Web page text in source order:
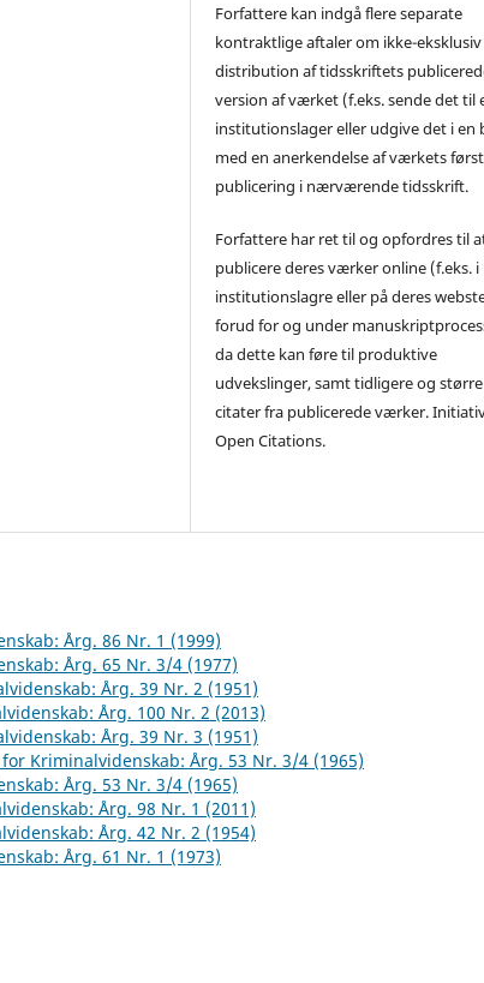
Forfattere kan indgå flere separate
kontraktlige aftaler om ikke-eksklusiv
distribution af tidsskriftets
version af værket (f.eks. sende det til
institutionslager eller udgive det i en
med en anerkendelse af værkets
publicering i nærværende tidsskrift.
Forfattere har ret til og opfordres til
publicere deres værker online (f.eks. i
institutionslagre eller på deres
forud for og under
da dette kan føre til produktive
udvekslinger, samt tidligere og større
citater fra publicerede værker.
Open Citations.
Årg. 86 Nr. 1 (1999)
Årg. 65 Nr. 3/4 (1977)
Årg. 39 Nr. 2 (1951)
Årg. 100 Nr. 2 (2013)
Årg. 39 Nr. 3 (1951)
Kriminalvidenskab: Årg. 53 Nr. 3/4 (1965)
Årg. 53 Nr. 3/4 (1965)
Årg. 98 Nr. 1 (2011)
Årg. 42 Nr. 2 (1954)
Årg. 61 Nr. 1 (1973)